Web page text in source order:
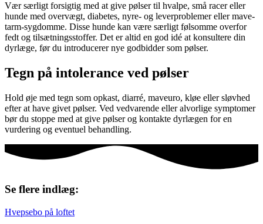
Vær særligt forsigtig med at give pølser til hvalpe, små racer eller
hunde med overvægt, diabetes, nyre- og leverproblemer eller mave-
tarm-sygdomme. Disse hunde kan være særligt følsomme overfor
fedt og tilsætningsstoffer. Det er altid en god idé at konsultere din
dyrlæge, før du introducerer nye godbidder som pølser.
Tegn på intolerance ved pølser
Hold øje med tegn som opkast, diarré, maveuro, kløe eller sløvhed
efter at have givet pølser. Ved vedvarende eller alvorlige symptomer
bør du stoppe med at give pølser og kontakte dyrlægen for en
vurdering og eventuel behandling.
Se flere indlæg:
Hvepsebo på loftet